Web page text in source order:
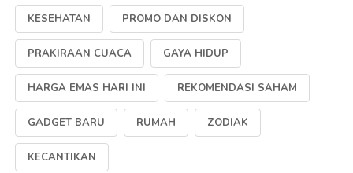
KESEHATAN PROMO DAN DISKON
PRAKIRAAN CUACA GAYA HIDUP
HARGA EMAS HARI INI REKOMENDASI SAHAM
GADGET BARU RUMAH ZODIAK
KECANTIKAN